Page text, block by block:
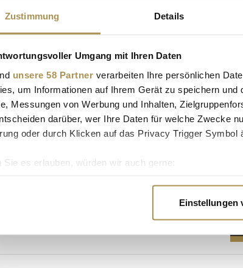
Zustimmung Details
Umgang mit Ihren Daten
unsere 58 Partner verarbeiten Ihre persönlichen
um Informationen auf Ihrem Gerät zu speichern
Messungen von Werbung und Inhalten,
darüber, wer Ihre Daten für welche Zwecke
oder durch Klicken auf das Privacy Trigger Symbol
Sie es erlauben, würden wir auch gerne:
Sie mehr darüber, wie Ihre persönlichen Daten
Cookies, um Inhalte und Anzeigen zu
Einstellungen